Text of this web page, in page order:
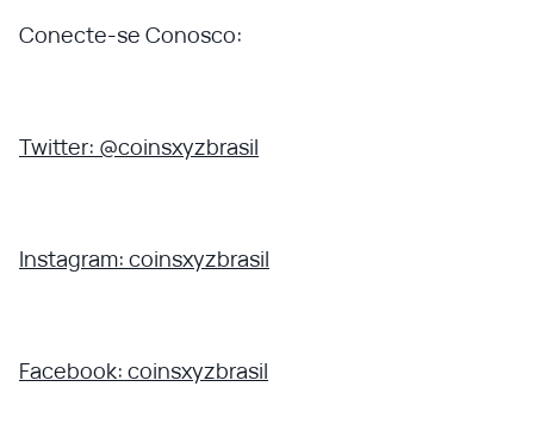
Conecte-se Conosco:
Twitter: @coinsxyzbrasil
Instagram: coinsxyzbrasil
Facebook: coinsxyzbrasil